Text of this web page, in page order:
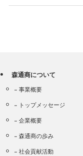
森通商について
事業概要
トップメッセージ
企業概要
森通商の歩み
社会貢献活動